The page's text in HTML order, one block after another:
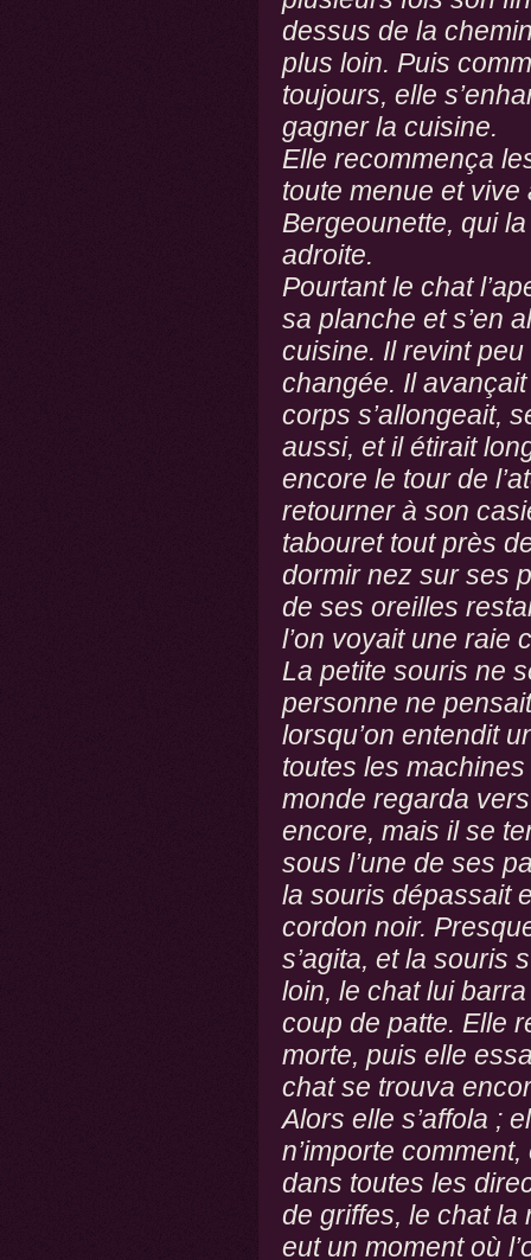
dessus de la
plus loin. Puis
toujours, elle
gagner la cuisine.
Elle recommença
toute menue et
Bergeounette, qui
adroite.
Pourtant le chat
sa planche et s’en
cuisine. Il revint
changée. Il
corps s’allongeait,
aussi, et il étirait
encore le tour de
retourner à son
tabouret tout près
dormir nez sur ses
de ses oreilles
l’on voyait une raie
La petite souris ne
personne ne
lorsqu’on entendit
toutes les
monde regarda
encore, mais il se
sous l’une de ses
la souris dépassait
cordon noir.
s’agita, et la souris
loin, le chat lui
coup de patte. Elle
morte, puis elle
chat se trouva
Alors elle s’affola ;
n’importe
dans toutes les
de griffes, le chat la
eut un moment où